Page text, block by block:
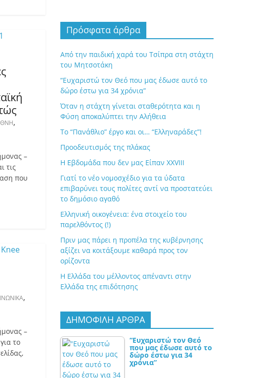
,
–
τις
που
,
–
το
Πρόσφατα άρθρα
Από την παιδική χαρά του Τσίπρα στη στάχτη
του Μητσοτάκη
“Ευχαριστώ τον Θεό που μας έδωσε αυτό το
δώρο έστω για 34 χρόνια”
Όταν η στάχτη γίνεται σταθερότητα και η
Φύση αποκαλύπτει την Αλήθεια
Το “Πανάθλιο” έργο και οι… “Ελληναράδες”!
Προοδευτισμός της πλάκας
Η Εβδομάδα που δεν μας Είπαν XXVIII
Γιατί το νέο νομοσχέδιο για τα ύδατα
επιβαρύνει τους πολίτες αντί να προστατεύει
το δημόσιο αγαθό
Ελληνική οικογένεια: ένα στοιχείο του
παρελθόντος (!)
Πριν μας πάρει η προπέλα της κυβέρνησης
αξίζει να κοιτάξουμε καθαρά προς τον
ορίζοντα
Η Ελλάδα του μέλλοντος απέναντι στην
Ελλάδα της επιδότησης
ΔΗΜΟΦΙΛΗ ΑΡΘΡΑ
“Ευχαριστώ τον Θεό
που μας έδωσε αυτό το
δώρο έστω για 34
χρόνια”